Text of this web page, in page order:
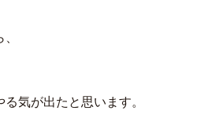
気が出たと思います。